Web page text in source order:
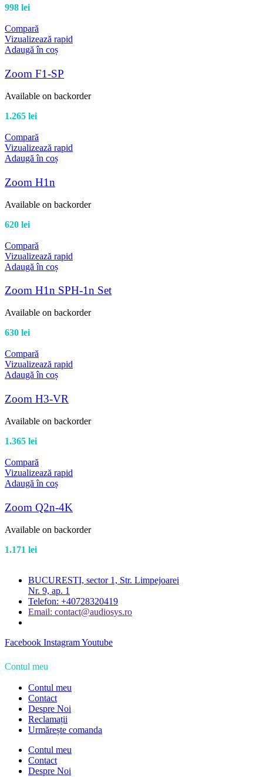
998 lei
Compară
Vizualizează rapid
Adaugă în coș
Zoom F1-SP
Available on backorder
1.265 lei
Compară
Vizualizează rapid
Adaugă în coș
Zoom H1n
Available on backorder
620 lei
Compară
Vizualizează rapid
Adaugă în coș
Zoom H1n SPH-1n Set
Available on backorder
630 lei
Compară
Vizualizează rapid
Adaugă în coș
Zoom H3-VR
Available on backorder
1.365 lei
Compară
Vizualizează rapid
Adaugă în coș
Zoom Q2n-4K
Available on backorder
1.171 lei
BUCURESTI, sector 1, Str. Limpejoarei
Nr. 9, ap. 1
Telefon: +40728320419
Email: contact@audiosys.ro
Facebook InstagramYoutube
Contul meu
Contul meu
Contact
Despre Noi
Reclamații
Urmărește comanda
Contul meu
Contact
Despre Noi